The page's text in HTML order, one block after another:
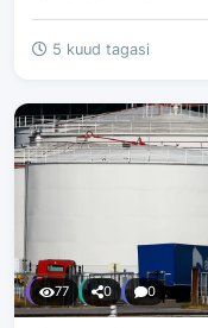
5 kuud tagasi
77 0 0